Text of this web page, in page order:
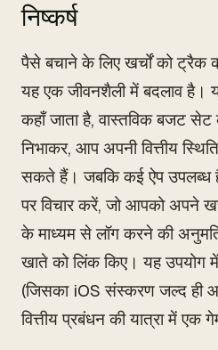
निष्कर्ष
पैसे बचाने के लिए खर्चों को ट्रैक
यह एक जीवनशैली में बदलाव
कहाँ जाता है, वास्तविक बजट
निभाकर, आप अपनी वित्तीय
सकते हैं। जबकि कई ऐप
पर विचार करें, जो आपको अपने
के माध्यम से लॉग करने की
खाते को लिंक किए। यह
(जिसका iOS संस्करण जल्द ही
वित्तीय प्रबंधन की यात्रा में